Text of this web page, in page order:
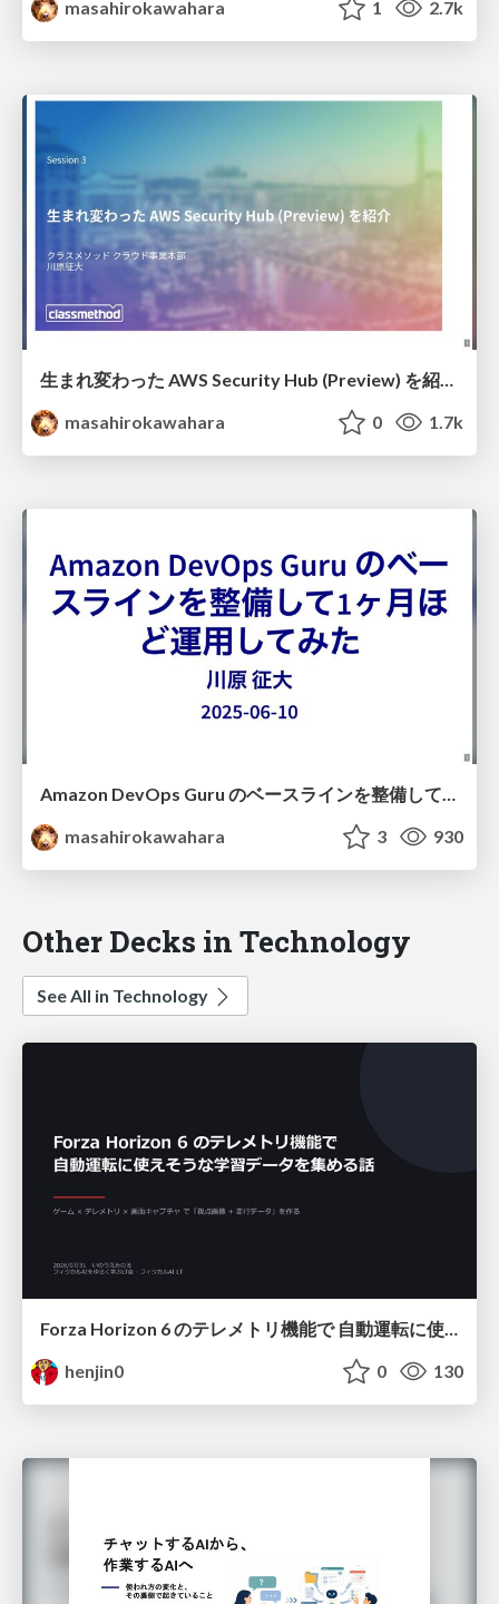
masahirokawahara 1 2.7k
生まれ変わった AWS Security Hub (Preview) を紹介 #reInforce_osaka / reInforce New Security Hub
masahirokawahara
0 1.7k
Amazon DevOps Guru のベースラインを整備して1ヶ月ほど運用してみた #jawsug_asa / Amazon DevOps Guru trial
masahirokawahara
3 930
Other Decks in Technology
See All in Technology
henjin0
0 130